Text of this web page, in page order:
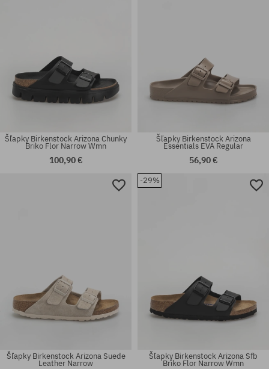
Dostupné veľkosti:
Šľapky Birkenstock Arizona Chunky
Briko Flor Narrow Wmn
100,90 €
Šľapky Birkenstock Arizona
Essentials EVA Regular
56,90 €
Šľapky Birkenstock Arizona Suede
Leather Narrow
-29%
Šľapky Birkenstock Arizona Sfb
Briko Flor Narrow Wmn